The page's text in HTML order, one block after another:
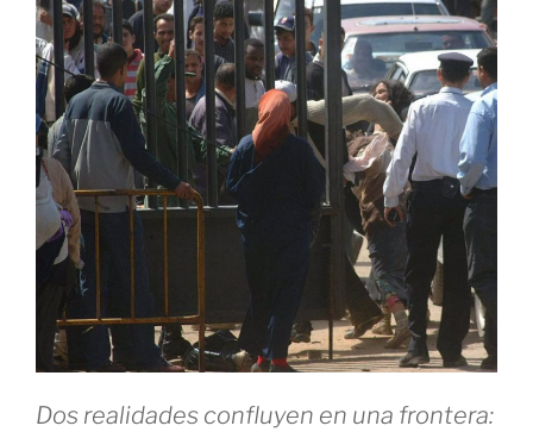
Dos realidades confluyen en una frontera: